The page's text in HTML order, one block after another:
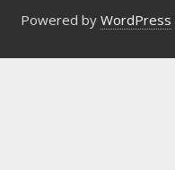
Powered by WordPress